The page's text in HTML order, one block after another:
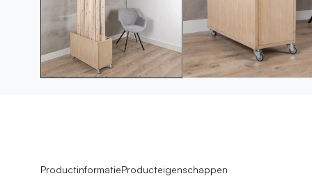
ProductinformatieProducteigenschappen